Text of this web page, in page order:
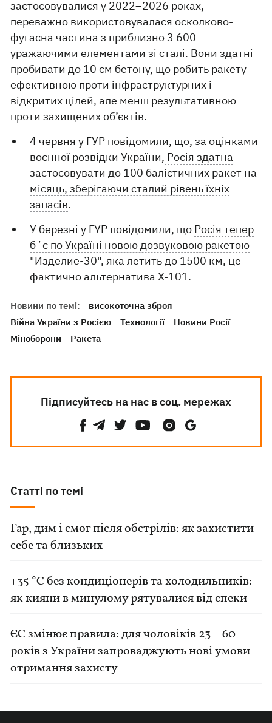
застосовувалися у 2022–2026 роках,
переважно використовувалася осколково-
фугасна частина з приблизно 3 600
уражаючими елементами зі сталі. Вони здатні
пробивати до 10 см бетону, що робить ракету
ефективною проти інфраструктурних і
відкритих цілей, але менш результативною
проти захищених об’єктів.
4 червня у ГУР повідомили, що, за оцінками
воєнної розвідки України, Росія здатна
застосовувати до 100 балістичних ракет на
місяць, зберігаючи сталий рівень їхніх
запасів.
У березні у ГУР повідомили, що Росія тепер
бʼє по Україні новою дозвуковою ракетою
"Изделие-30", яка летить до 1500 км, це
фактично альтернатива X-101.
Новини по темі:
високоточна зброя
Війна України з Росією
Технології
Новини Росії
Міноборони
Ракета
Підписуйтесь на нас в соц. мережах
Статті по темі
Гар, дим і смог після обстрілів: як захистити
себе та близьких
+35 °C без кондиціонерів та холодильників:
як кияни в минулому рятувалися від спеки
ЄС змінює правила: для чоловіків 23 – 60
років з України запроваджують нові умови
отримання захисту